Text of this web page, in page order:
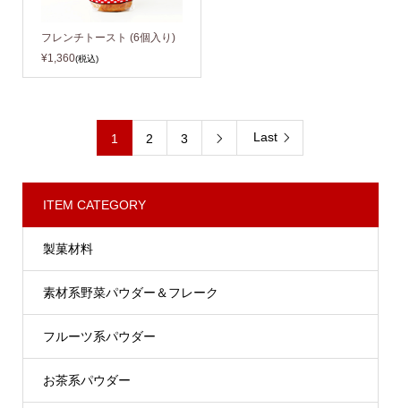
フレンチトースト (6個入り)
¥1,360(税込)
1 2 3  Last
ITEM CATEGORY
製菓材料
素材系野菜パウダー＆フレーク
フルーツ系パウダー
お茶系パウダー